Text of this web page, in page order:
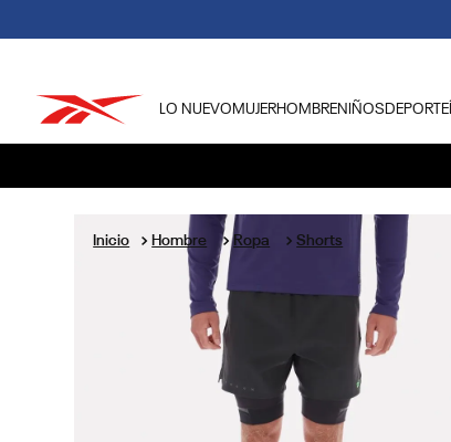
LO NUEVO MUJERHOMBRENIÑOSDEPORTE
Hombre Ropa Shorts
1.
tenis hombre
tenis reebok classics
fútbol
7 .
américa cali